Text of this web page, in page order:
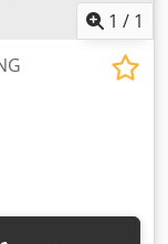
1 / 1